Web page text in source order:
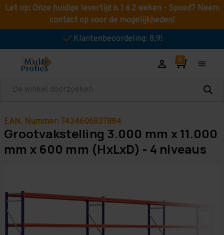
Let op: Onze huidige levertijd is 1 á 2 weken - Spoed? Neem
contact op voor de mogelijkheden!
Klantenbeoordeling: 8,9!
Zoeken
EAN. Nummer: 7434606837884
Grootvakstelling 3.000 mm x 11.000
mm x 600 mm (HxLxD) - 4 niveaus